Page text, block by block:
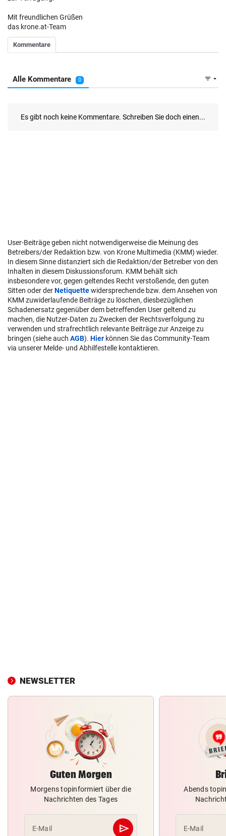
Mit freundlichen Grüßen
das krone.at-Team
User-Beiträge geben nicht notwendigerweise die Meinung des
Betreibers/der Redaktion bzw. von Krone Multimedia (KMM) wieder.
In diesem Sinne distanziert sich die Redaktion/der Betreiber von den
Inhalten in diesem Diskussionsforum. KMM behält sich
insbesondere vor, gegen geltendes Recht verstoßende, den guten
Sitten oder derNetiquettewidersprechende bzw. dem Ansehen von
KMM zuwiderlaufende Beiträge zu löschen, diesbezüglichen
Schadenersatz gegenüber dem betreffenden User geltend zu
machen, die Nutzer-Daten zu Zwecken der Rechtsverfolgung zu
verwenden und strafrechtlich relevante Beiträge zur Anzeige zu
bringen (siehe auch AGB). Hier können Sie das Community-Team
via unserer Melde- und Abhilfestelle kontaktieren.
NEWSLETTER
Guten Morgen
Morgens topinformiert über die
Nachrichten des Tages
E-Mail send
Abschicken
Abends
E-Mail